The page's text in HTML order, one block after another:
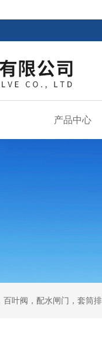
产品中心
叶阀，配水闸门，套筒